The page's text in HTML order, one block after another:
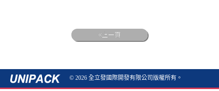
上一頁
© 2026 全立發國際開發有限公司版權所有。